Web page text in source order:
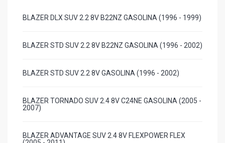
BLAZER DLX SUV 2.2 8V B22NZ GASOLINA (1996 - 1999)
BLAZER STD SUV 2.2 8V B22NZ GASOLINA (1996 - 2002)
BLAZER STD SUV 2.2 8V GASOLINA (1996 - 2002)
BLAZER TORNADO SUV 2.4 8V C24NE GASOLINA (2005 -
2007)
BLAZER ADVANTAGE SUV 2.4 8V FLEXPOWER FLEX